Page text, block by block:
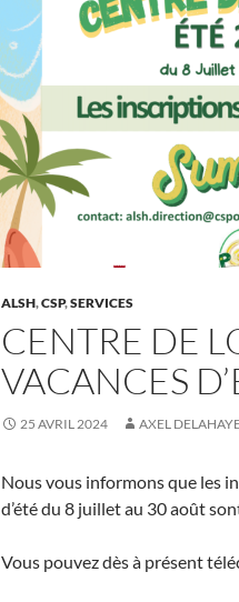
ALSH,CSP,SERVICES
CENTRE DE
VACANCES
25 AVRIL 2024 AXEL
Nous vous informons que les
d’été du 8 juillet au 30 août
Vous pouvez dès à présent